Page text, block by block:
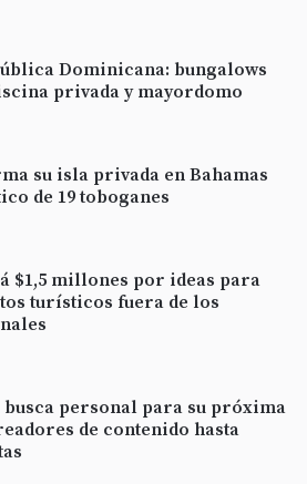
Dominicana: bungalows
privada y mayordomo
su isla privada en Bahamas
de 19 toboganes
$1,5 millones por ideas para
turísticos fuera de los
busca personal para su próxima
de contenido hasta